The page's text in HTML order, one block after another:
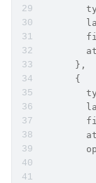
      },
      {